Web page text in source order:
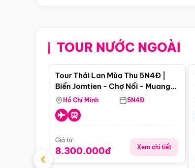
TOUR NƯỚC NGOÀI
Điểm nổi bật
Tour Thái Lan Mùa Thu 5N4Đ |
Biển Jomtien - Chợ Nổi - Muang
Boran - Suanthai (Bay Vietnam
Airlines)
Hồ Chí Minh 5N4Đ
Giá từ:
8.300.000đ Xem chi tiết
‹